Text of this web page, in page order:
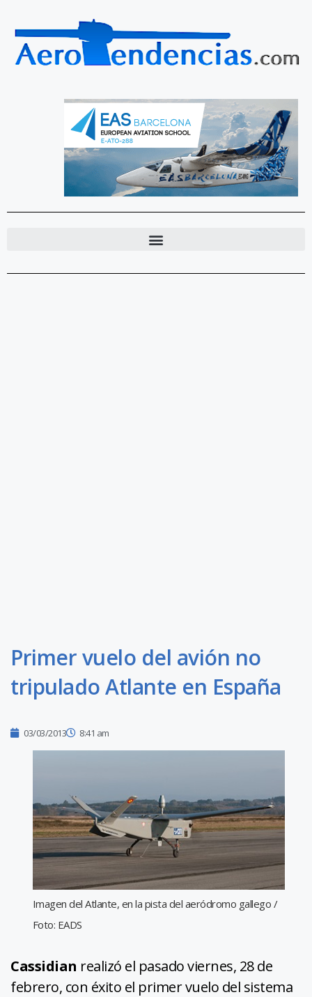
Primer vuelo del avión no
tripulado Atlante en España
03/03/2013 8:41 am
Imagen del Atlante, en la pista del aeródromo gallego /
Foto: EADS
Cassidian realizó el pasado viernes, 28 de
febrero, con éxito el primer vuelo del sistema